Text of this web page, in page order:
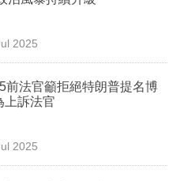
2025
前法官籲拒絕特朗普提名博
上訴法官
2025